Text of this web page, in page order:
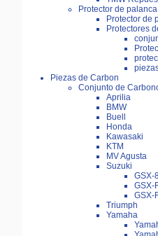
Protector de
Protector de
Protectores
Piezas de Carbon
Conjunto de
Aprilia
BMW
Buell
Honda
Kawasaki
KTM
MV Agusta
Suzuki
GSX-
GSX-
GSX-
Triumph
Yamaha